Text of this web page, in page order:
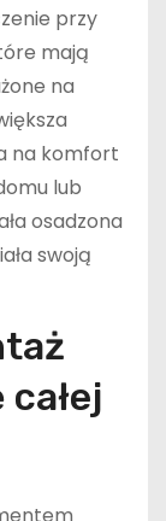
przy
mają
na
na komfort
lub
osadzona
swoją